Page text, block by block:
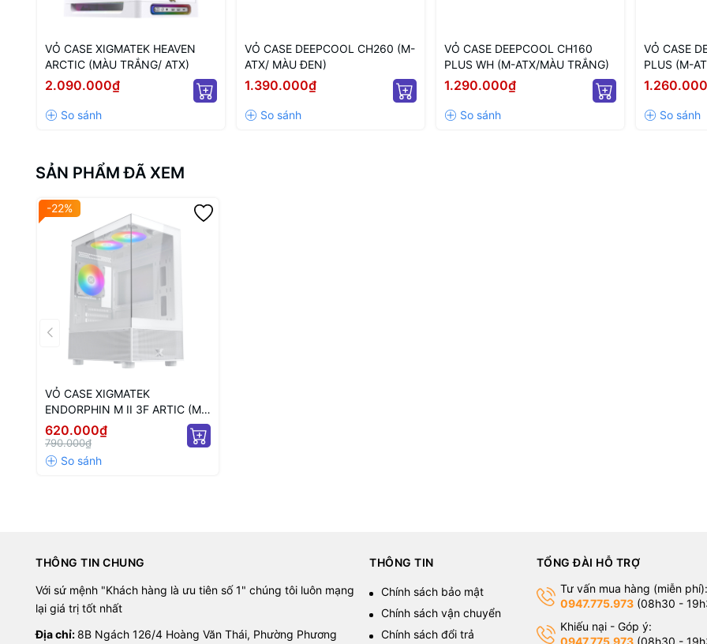
VỎ CASE XIGMATEK HEAVEN
ARCTIC (MÀU TRẮNG/ ATX)
2.090.000₫
VỎ CASE DEEPCOOL CH260 (M-
ATX/ MÀU ĐEN)
1.390.000₫
VỎ CASE DEEPCOOL CH160
PLUS WH (M-ATX/MÀU TRẮNG)
1.290.000₫
VỎ CASE
PLUS (M-
SẢN PHẨM ĐÃ XEM
-22%
VỎ CASE XIGMATEK
ENDORPHIN M II 3F ARTIC (M-
ATX/ MÀU TRẮNG/ SẴN 3 FAN
RGB FIXED)
620.000₫
790.000₫
THÔNG TIN CHUNG
Với sứ mệnh "Khách hàng là ưu tiên số 1" chúng tôi luôn mạng
lại giá trị tốt nhất
Địa chỉ: 8B Ngách 126/4 Hoàng Văn Thái, Phường Phương
THÔNG TIN
Chính sách bảo mật
Chính sách vận chuyển
Chính sách đổi trả
TỔNG ĐÀI HỖ TRỢ
Tư vấn mua hàng (miễn phí):
0947.775.973(08h30 -
Khiếu nại - Góp ý: